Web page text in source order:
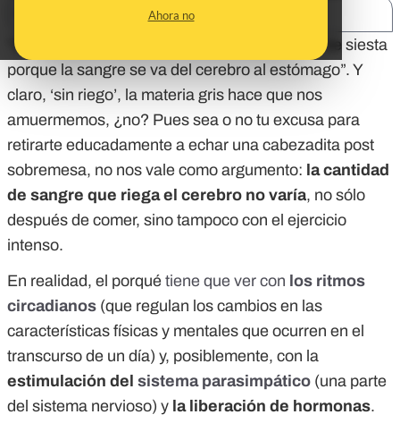
Ahora no
“Es que, claro, después de comer hay ganas de siesta
porque la sangre se va del cerebro al estómago”. Y
claro, ‘sin riego’, la materia gris hace que nos
amuermemos, ¿no? Pues sea o no tu excusa para
retirarte educadamente a echar una cabezadita post
sobremesa, no nos vale como argumento: la cantidad
de sangre que riega el cerebro no varía, no sólo
después de comer, sino tampoco con el ejercicio
intenso.
En realidad, el porqué tiene que ver con los ritmos
circadianos (que regulan los cambios en las
características físicas y mentales que ocurren en el
transcurso de un día) y, posiblemente, con la
estimulación del sistema parasimpático (una parte
del sistema nervioso) y la liberación de hormonas.